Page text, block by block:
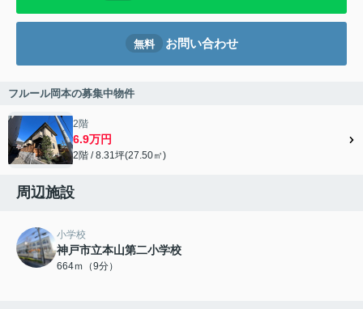
無料 お問い合わせ
フルール岡本の募集中物件
2階
6.9万円
2階 / 8.31坪(27.50㎡)
周辺施設
小学校
神戸市立本山第二小学校
664ｍ（9分）